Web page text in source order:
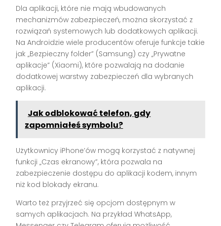
Dla aplikacji, które nie mają wbudowanych
mechanizmów zabezpieczeń, można skorzystać z
rozwiązań systemowych lub dodatkowych aplikacji.
Na Androidzie wiele producentów oferuje funkcje takie
jak „Bezpieczny folder” (Samsung) czy „Prywatne
aplikacje” (Xiaomi), które pozwalają na dodanie
dodatkowej warstwy zabezpieczeń dla wybranych
aplikacji.
Jak odblokować telefon, gdy
zapomniałeś symbolu?
Użytkownicy iPhone’ów mogą korzystać z natywnej
funkcji „Czas ekranowy”, która pozwala na
zabezpieczenie dostępu do aplikacji kodem, innym
niż kod blokady ekranu.
Warto też przyjrzeć się opcjom dostępnym w
samych aplikacjach. Na przykład WhatsApp,